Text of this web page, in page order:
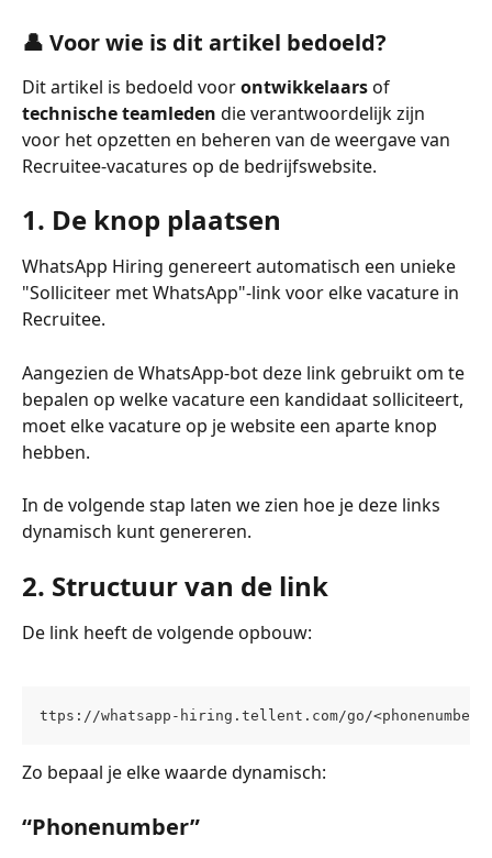
👤 Voor wie is dit artikel bedoeld?
Dit artikel is bedoeld voor ontwikkelaars of
technische teamleden die verantwoordelijk zijn
voor het opzetten en beheren van de weergave van
Recruitee-vacatures op de bedrijfswebsite.
1. De knop plaatsen
WhatsApp Hiring genereert automatisch een unieke
"Solliciteer met WhatsApp"-link voor elke vacature in
Recruitee.
Aangezien de WhatsApp-bot deze link gebruikt om te
bepalen op welke vacature een kandidaat solliciteert,
moet elke vacature op je website een aparte knop
hebben.
In de volgende stap laten we zien hoe je deze links
dynamisch kunt genereren.
2. Structuur van de link
De link heeft de volgende opbouw:
ttps://whatsapp-hiring.tellent.com/go/
Zo bepaal je elke waarde dynamisch:
“Phonenumber”